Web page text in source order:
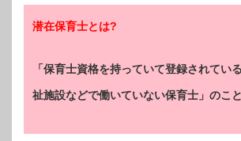
潜在保育士とは?
「保育士資格を持っていて登録されてい
祉施設などで働いていない保育士」のこ